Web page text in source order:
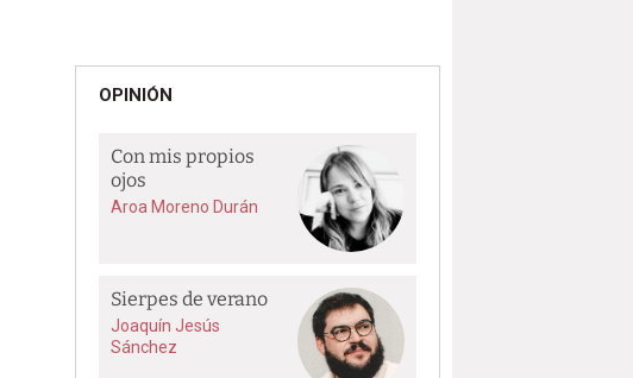
OPINIÓN
Con mis propios
ojos
Aroa Moreno Durán
Sierpes de verano
Joaquín Jesús
Sánchez